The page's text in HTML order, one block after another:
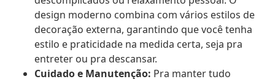
design moderno combina com vários estilos de
decoração externa, garantindo que você tenha
estilo e praticidade na medida certa, seja pra
entreter ou pra descansar.
Cuidado e Manutenção: Pra manter tudo